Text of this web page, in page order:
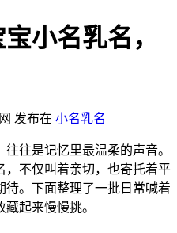
小名乳名，
发布在 小名乳名
往是记忆里最温柔的声音。
，不仅叫着亲切，也寄托着平
待。下面整理了一批日常喊着
起来慢慢挑。